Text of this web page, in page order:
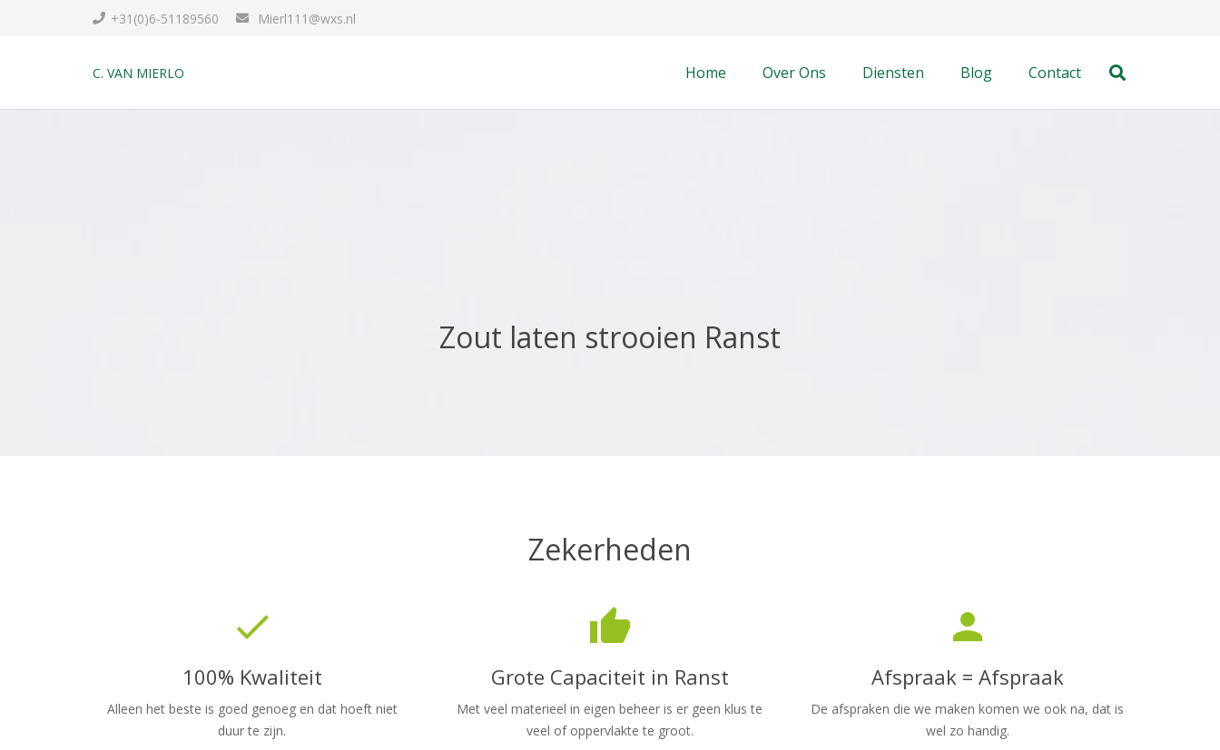
+31(0)6-51189560 Mierl111@wxs.nl
C. VAN MIERLO Home Over Ons Diensten Blog Contact
Zout laten strooien Ranst
Zekerheden
done
100% Kwaliteit
Alleen het beste is goed genoeg en dat hoeft niet
duur te zijn.
thumb_up
Grote Capaciteit in Ranst
Met veel materieel in eigen beheer is er geen klus te
veel of oppervlakte te groot.
person
Afspraak = Afspraak
De afspraken die we maken komen we ook na, dat is
wel zo handig.